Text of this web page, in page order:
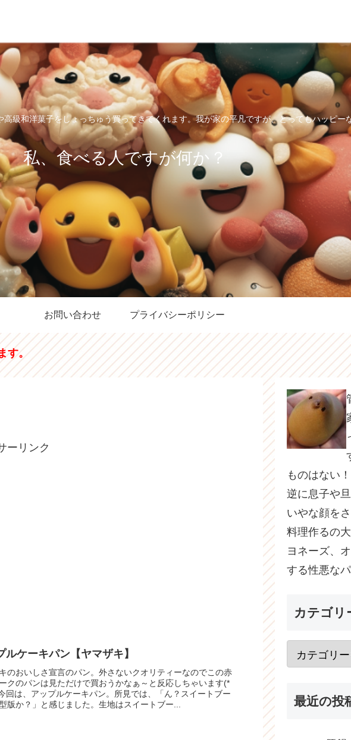
級和洋菓子をしょっちゅう買ってきてくれます。我が家の平凡ですが、とってもハッピー
私、食べる人ですが何か？
お問い合わせ プライバシーポリシー
す。
ーリンク
ルケーキパン【ヤマザキ】
のおいしさ宣言のパン。外さないクオリティーなのでこの赤
クのパンは見ただけで買おうかなぁ～と反応しちゃいます(*
回は、アップルケーキパン。所見では、「ん？スイートブー
版か？」と感じました。生地はスイートブー...
ものはない
逆に息子や
いやな顔を
料理作るの
ヨネーズ、
する性悪な
カテゴリ
最近の投